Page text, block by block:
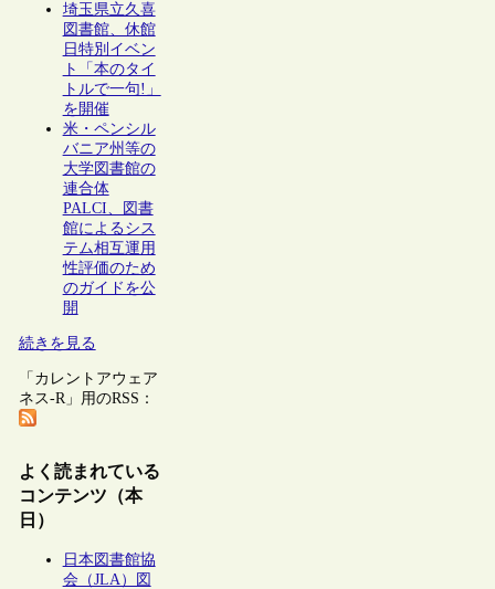
埼玉県立久喜
図書館、休館
日特別イベン
ト「本のタイ
トルで一句!」
を開催
米・ペンシル
バニア州等の
大学図書館の
連合体
PALCI、図書
館によるシス
テム相互運用
性評価のため
のガイドを公
開
続きを見る
「カレントアウェア
ネス-R」用のRSS：
よく読まれている
コンテンツ（本
日）
日本図書館協
会（JLA）図